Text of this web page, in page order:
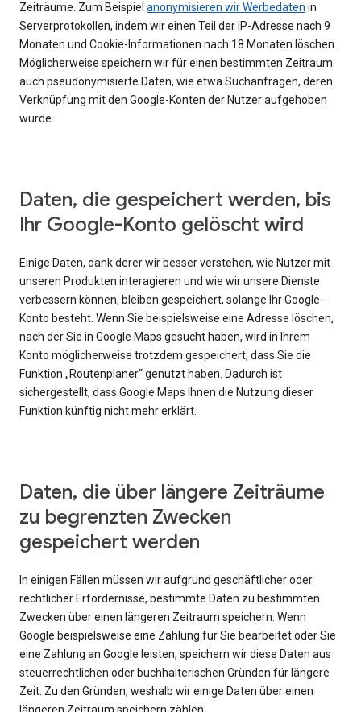
Zeiträume. Zum Beispiel anonymisieren wir Werbedaten in
Serverprotokollen, indem wir einen Teil der IP-Adresse nach 9
Monaten und Cookie-Informationen nach 18 Monaten löschen.
Möglicherweise speichern wir für einen bestimmten Zeitraum
auch pseudonymisierte Daten, wie etwa Suchanfragen, deren
Verknüpfung mit den Google-Konten der Nutzer aufgehoben
wurde.
Daten, die gespeichert werden, bis
Ihr Google-Konto gelöscht wird
Einige Daten, dank derer wir besser verstehen, wie Nutzer mit
unseren Produkten interagieren und wie wir unsere Dienste
verbessern können, bleiben gespeichert, solange Ihr Google-
Konto besteht. Wenn Sie beispielsweise eine Adresse löschen,
nach der Sie in Google Maps gesucht haben, wird in Ihrem
Konto möglicherweise trotzdem gespeichert, dass Sie die
Funktion „Routenplaner“ genutzt haben. Dadurch ist
sichergestellt, dass Google Maps Ihnen die Nutzung dieser
Funktion künftig nicht mehr erklärt.
Daten, die über längere Zeiträume
zu begrenzten Zwecken
gespeichert werden
In einigen Fällen müssen wir aufgrund geschäftlicher oder
rechtlicher Erfordernisse, bestimmte Daten zu bestimmten
Zwecken über einen längeren Zeitraum speichern. Wenn
Google beispielsweise eine Zahlung für Sie bearbeitet oder Sie
eine Zahlung an Google leisten, speichern wir diese Daten aus
steuerrechtlichen oder buchhalterischen Gründen für längere
Zeit. Zu den Gründen, weshalb wir einige Daten über einen